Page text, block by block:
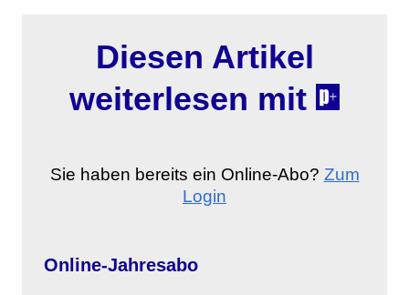
Diesen Artikel
weiterlesen mit
Sie haben bereits ein Online-Abo? Zum
Login
Online-Jahresabo